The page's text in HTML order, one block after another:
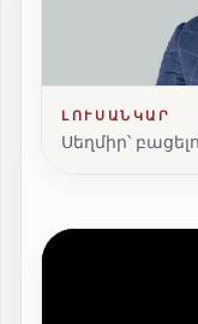
ԼՈՒՍԱՆԿԱՐ
Սեղմիր՝